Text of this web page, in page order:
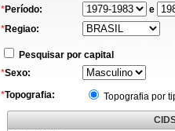
*Período:
e
*Regiao:
Pesquisar por capital
*Sexo:
*Topografia: Topografia por